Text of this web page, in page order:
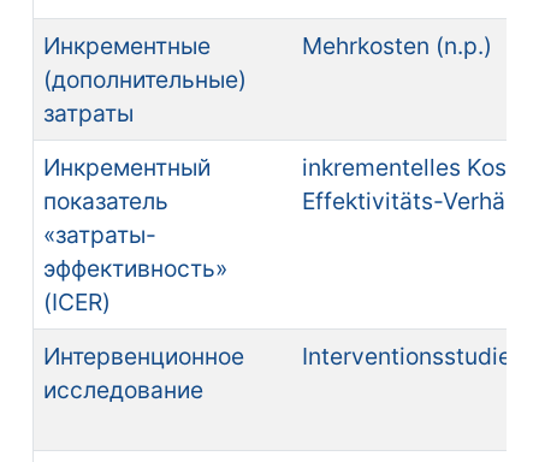
Инкрементные
(дополнительные)
затраты
Mehrkosten (n.p.)
Инкрементный
показатель
«затраты-
эффективность»
(ICER)
inkrementelles
Effektivitäts-
Интервенционное
исследование
Interventionsstudie